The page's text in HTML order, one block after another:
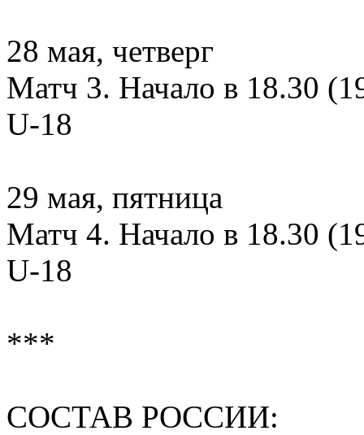
28 мая, четверг
Матч 3. Начало в 18.30
U-18
29 мая, пятница
Матч 4. Начало в 18.30
U-18
***
СОСТАВ РОССИИ: